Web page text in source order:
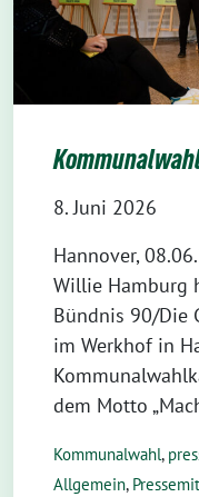
8. Juni 2026
Hannover,
Willie Hamburg
Bündnis 90/Die
im Werkhof in
dem Motto
Kommunalwahl,
Allgemein,